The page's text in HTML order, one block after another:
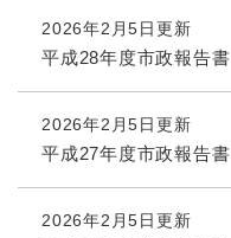
2026年2月5日更新
平成28年度市政報告書
2026年2月5日更新
平成27年度市政報告書
2026年2月5日更新